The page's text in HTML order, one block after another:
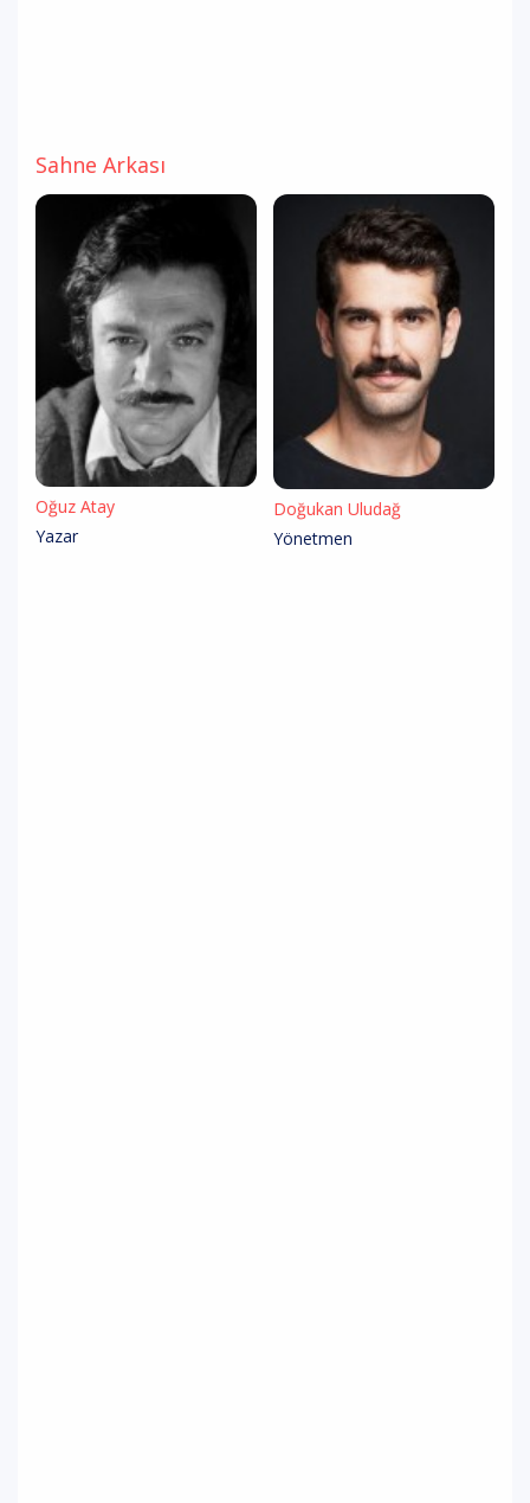
Sahne Arkası
Oğuz Atay
Yazar
Doğukan Uludağ
Yönetmen